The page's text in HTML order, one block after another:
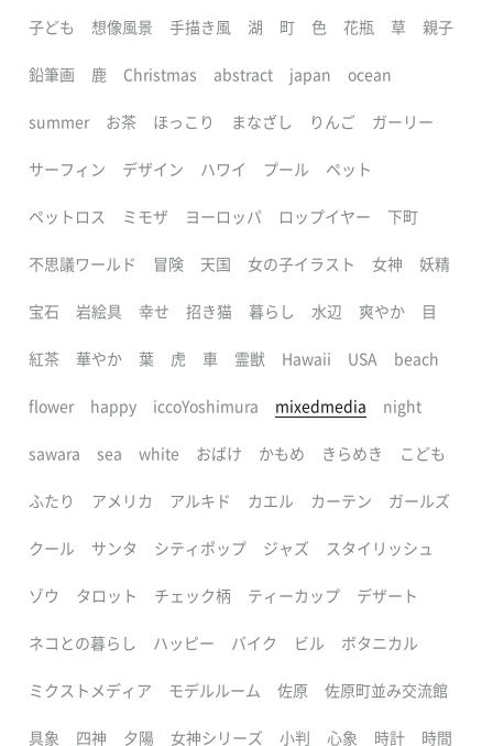
子ども 想像風景 手描き風 湖 町 色 花瓶 草 親子
鉛筆画 鹿 Christmas abstract japan ocean
summer お茶 ほっこり まなざし りんご ガーリー
サーフィン デザイン ハワイ プール ペット
ペットロス ミモザ ヨーロッパ ロップイヤー 下町
不思議ワールド 冒険 天国 女の子イラスト 女神 妖精
宝石 岩絵具 幸せ 招き猫 暮らし 水辺 爽やか 目
紅茶 華やか 葉 虎 車 霊獣 Hawaii USA beach
flower happy iccoYoshimura mixedmedia night
sawara sea white おばけ かもめ きらめき こども
ふたり アメリカ アルキド カエル カーテン ガールズ
クール サンタ シティポップ ジャズ スタイリッシュ
ゾウ タロット チェック柄 ティーカップ デザート
ネコとの暮らし ハッピー バイク ビル ボタニカル
ミクストメディア モデルルーム 佐原 佐原町並み交流館
具象 四神 夕陽 女神シリーズ 小判 心象 時計 時間